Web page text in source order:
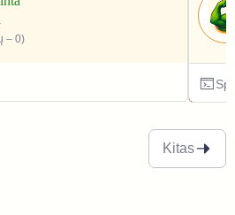
– 0)
Kitas